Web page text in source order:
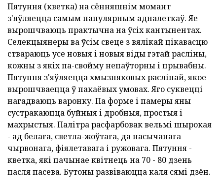
Пятуння (кветка) на сённяшнім момант
з'яўляецца самым папулярным адналеткаў. Яе
вырошчваюць практычна на ўсіх кантынентах.
Селекцыянеры ва ўсім свеце з вялікай цікавасцю
ствараюць усе новыя і новыя віды гэтай расліны,
кожны з якіх па-свойму непаўторны і прывабны.
Пятуння з'яўляецца хмызняковых раслінай, якое
вырошчваецца ў пакаёвых умовах. Яго суквецці
нагадваюць варонку. Па форме і памеры яны
сустракаюцца буйныя і дробныя, простыя і
махрыстыя. Палітра расфарбовак вельмі шырокая
- ад белага, светла-жоўтага, да насычанага
чырвонага, фіялетавага і ружовага. Пятуння -
кветка, які пачынае квітнець на 70 - 80 дзень
пасля пасева. Бутоны развіваюцца каля сямі дзён.